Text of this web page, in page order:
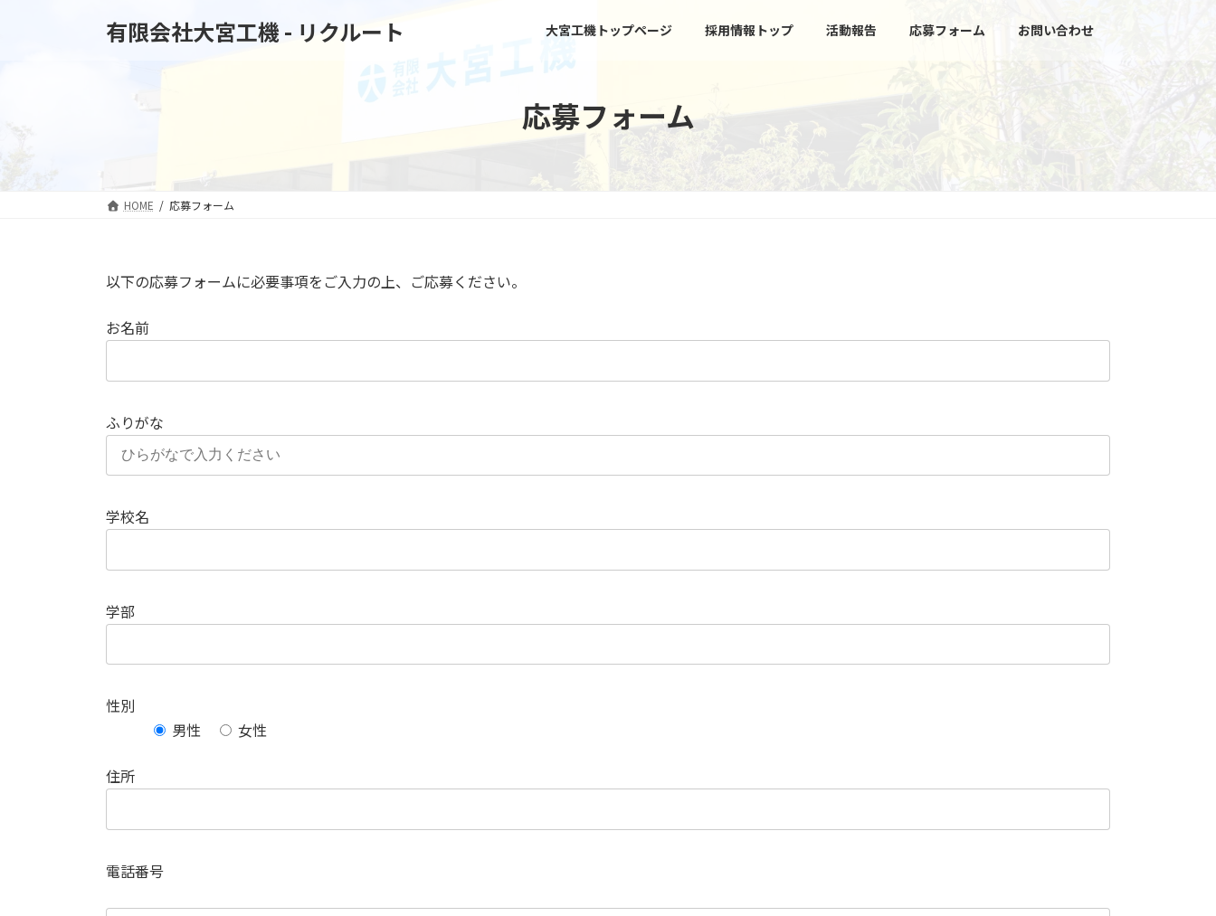
キ
ッ
に
移
有限会社大宮工機 - リクルート 大宮工機トップページ 採用情報トップ 活動報告 応募フォーム お問い合わせ
応募フォーム
HOME 応募フォーム
以下の応募フォームに必要事項をご入力の上、ご応募ください。
お名前
ふりがな
学校名
学部
性別
男性
女性
住所
電話番号